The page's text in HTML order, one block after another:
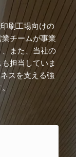
刷工場向けの
チームが事業
また、当社の
担当していま
スを支える強